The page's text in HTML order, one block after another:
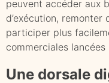
peuvent accéder aux
d’exécution,
participer plus
commerciales lancées
Une dorsale